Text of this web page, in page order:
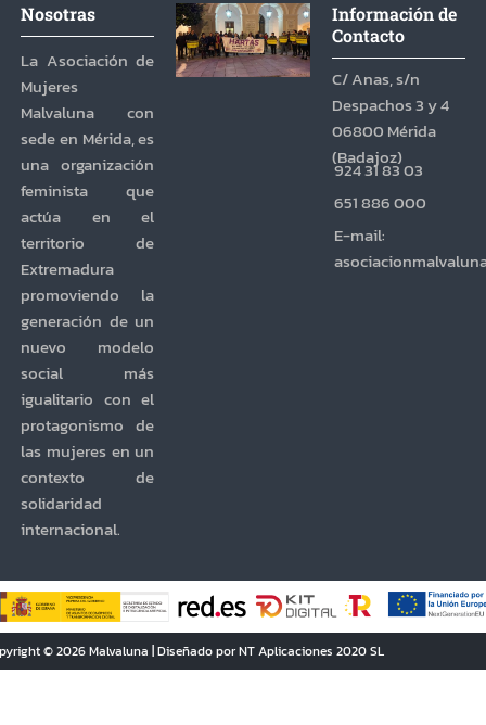
Nosotras
La Asociación de
Mujeres
Malvaluna con
sede en Mérida, es
una organización
feminista que
actúa en el
territorio de
Extremadura
promoviendo la
generación de un
nuevo modelo
social más
igualitario con el
protagonismo de
las mujeres en un
contexto de
solidaridad
internacional.
Información de
Contacto
C/ Anas, s/n
Despachos 3 y 4
06800 Mérida
(Badajoz)
924 31 83 03
651 886 000
E-mail:
© 2026 Malvaluna | Diseñado por NT Aplicaciones 2020 SL